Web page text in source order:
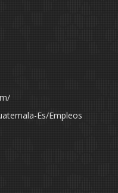
Es/empleos